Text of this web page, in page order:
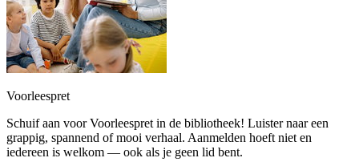
Voorleespret
Schuif aan voor Voorleespret in de bibliotheek! Luister naar een
grappig, spannend of mooi verhaal. Aanmelden hoeft niet en
iedereen is welkom — ook als je geen lid bent.